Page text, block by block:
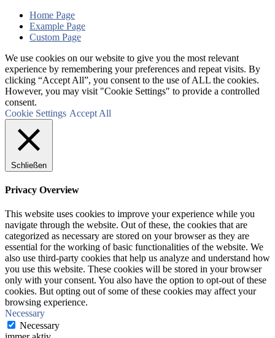
Home Page
Example Page
Custom Page
We use cookies on our website to give you the most relevant
experience by remembering your preferences and repeat visits. By
clicking “Accept All”, you consent to the use of ALL the cookies.
However, you may visit "Cookie Settings" to provide a controlled
consent.
Cookie Settings Accept All
Schließen
Privacy Overview
This website uses cookies to improve your experience while you
navigate through the website. Out of these, the cookies that are
categorized as necessary are stored on your browser as they are
essential for the working of basic functionalities of the website. We
also use third-party cookies that help us analyze and understand how
you use this website. These cookies will be stored in your browser
only with your consent. You also have the option to opt-out of these
cookies. But opting out of some of these cookies may affect your
browsing experience.
Necessary
Necessary